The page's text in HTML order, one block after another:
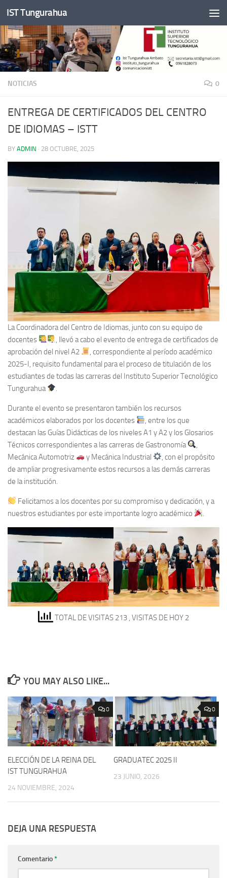
Skip to content
IST Tungurahua
NOTICIAS 0
ENTREGA DE CERTIFICADOS DEL CENTRO
DE IDIOMAS – ISTT
BY ADMIN · 28 OCTUBRE, 2025
La Coordinadora del Centro de Idiomas, junto con su equipo de
docentes
, llevó a cabo el evento de entrega de certificados de
aprobación del nivel A2
, correspondiente al período académico
2025-I, requisito fundamental para el proceso de titulación de los
estudiantes de todas las carreras del Instituto Superior Tecnológico
Tungurahua
Durante el evento se presentaron también los recursos
académicos elaborados por los docentes
, entre los que
destacan las Guías Didácticas de los niveles A1 y A2 y los Glosarios
Técnicos correspondientes a las carreras de Gastronomía
Mecánica Automotriz
y Mecánica Industrial
, con el propósito
de ampliar progresivamente estos recursos a las demás carreras
de la institución.
Felicitamos a los docentes por su compromiso y dedicación, y a
nuestros estudiantes por este importante logro académico
TOTAL DE VISITAS 213 , VISITAS DE HOY 2
YOU MAY ALSO LIKE...
0
ELECCIÓN DE LA REINA DEL
IST TUNGURAHUA
24 NOVIEMBRE, 2024
0
GRADUATEC 2025 II
23 JUNIO, 2026
DEJA UNA RESPUESTA
Comentario*